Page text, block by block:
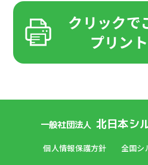
クリックで
プリン
一般社団法人 北日本シ
個人情報保護方針 全国シ